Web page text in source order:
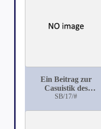
Ein Beitrag zur
Casuistik des
Querulantenwahns
SB/17/#